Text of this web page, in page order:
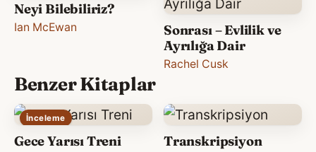
Neyi Bilebiliriz?
Ian McEwan
Sonrası – Evlilik ve
Ayrılığa Dair
Rachel Cusk
Benzer Kitaplar
İnceleme
Gece Yarısı Treni Transkripsiyon